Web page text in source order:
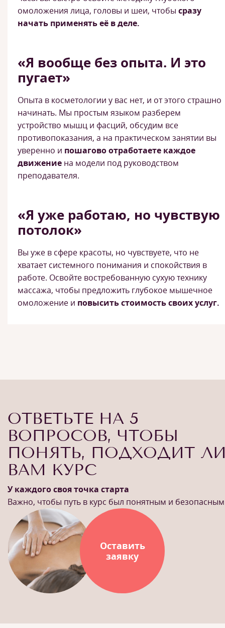
омоложения лица, головы и шеи, чтобы сразу
начать применять её в деле.
«Я вообще без опыта. И это
пугает»
Опыта в косметологии у вас нет, и от этого страшно
начинать. Мы простым языком разберем
устройство мышц и фасций, обсудим все
противопоказания, а на практическом занятии вы
уверенно и пошагово отработаете каждое
движение на модели под руководством
преподавателя.
«Я уже работаю, но чувствую
потолок»
Вы уже в сфере красоты, но чувствуете, что не
хватает системного понимания и спокойствия в
работе. Освойте востребованную сухую технику
массажа, чтобы предложить глубокое мышечное
омоложение и повысить стоимость своих услуг.
ОТВЕТЬТЕ НА 5
ВОПРОСОВ, ЧТОБЫ
ПОНЯТЬ, ПОДХОДИТ
ВАМ КУРС
У каждого своя точка старта
Важно, чтобы путь в курс был понятным и безопасным
Оставить
заявку